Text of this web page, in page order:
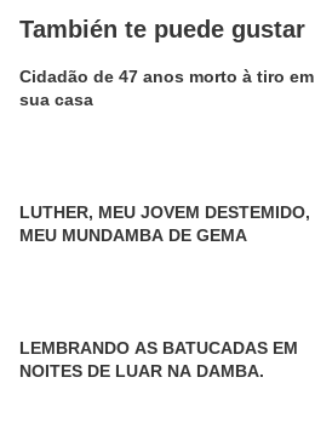
También te puede gustar
Cidadão de 47 anos morto à tiro em
sua casa
LUTHER, MEU JOVEM DESTEMIDO,
MEU MUNDAMBA DE GEMA
LEMBRANDO AS BATUCADAS EM
NOITES DE LUAR NA DAMBA.